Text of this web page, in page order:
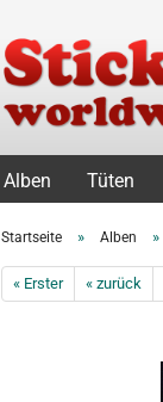
Alben Tüten
Startseite » Alben »
« Erster « zurück